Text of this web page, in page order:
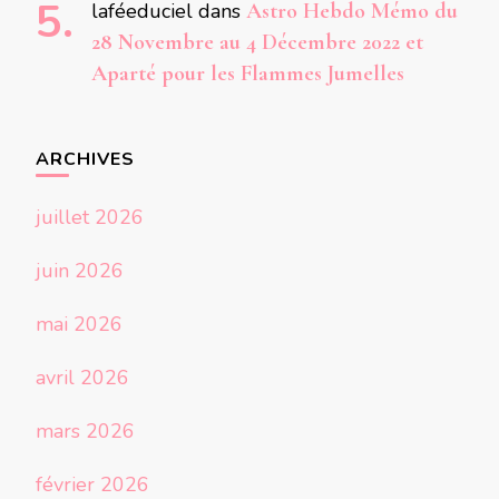
laféeduciel dans Astro Hebdo Mémo du
28 Novembre au 4 Décembre 2022 et
Aparté pour les Flammes Jumelles
ARCHIVES
juillet 2026
juin 2026
mai 2026
avril 2026
mars 2026
février 2026